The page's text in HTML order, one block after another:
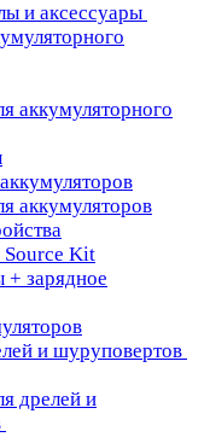
и аксессуары
аккумуляторного
аккумуляторов
Kit
+ зарядное
и шуруповертов
дрелей и